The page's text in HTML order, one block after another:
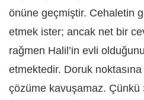
önüne geçmiştir. Cehaletin
etmek ister; ancak net bir
rağmen Halil’in evli
etmektedir. Doruk
çözüme kavuşamaz. Çünkü